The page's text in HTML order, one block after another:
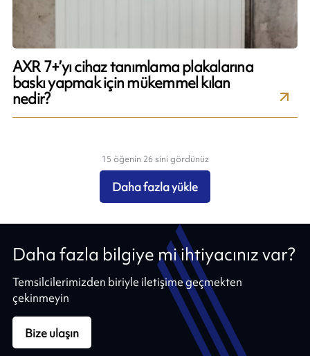
AXR 7+’yı cihaz tanımlama plakalarına
baskı yapmak için mükemmel kılan
nedir?
15 öğenin 26 sini gördünüz
Daha fazla yükle
Daha fazla bilgiye mi ihtiyacınız var?
Temsilcilerimizden biriyle iletişime geçmekten
çekinmeyin
Bize ulaşın